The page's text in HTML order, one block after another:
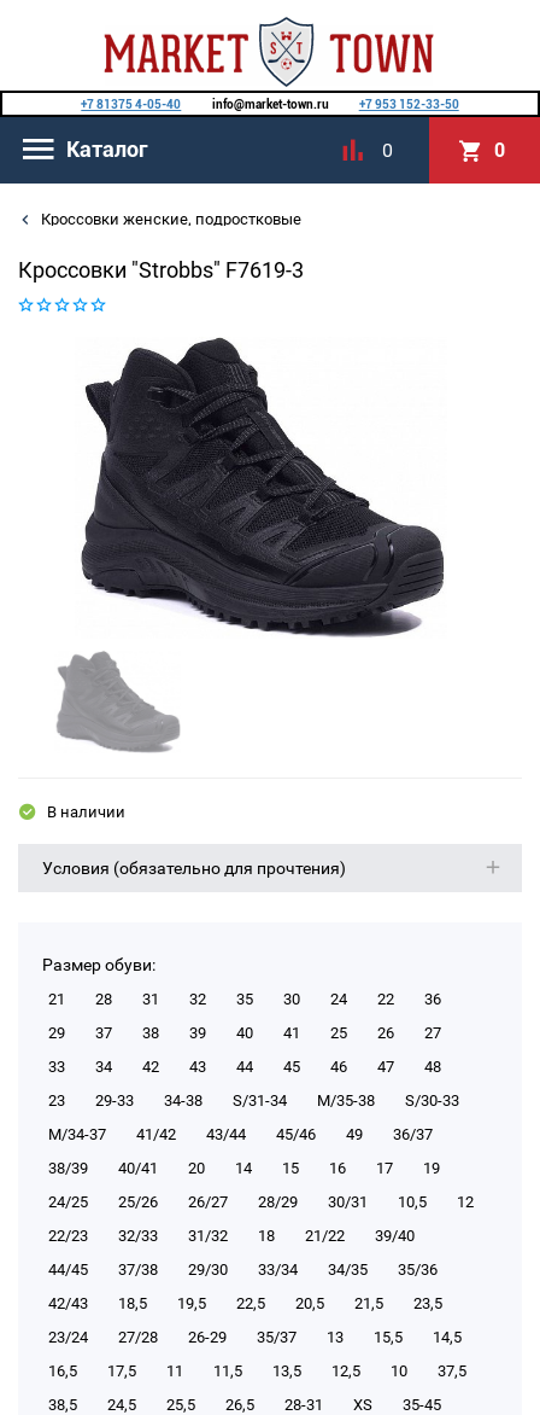
+7 81375 4-05-40 info@market-town.ru +7 953 152-33-50
Каталог 0 0
Кроссовки женские, подростковые
Кроссовки "Strobbs" F7619-3
В наличии
Условия (обязательно для прочтения)
Размер обуви:
21 28 31 32 35 30 24 22
36
29
37 38 39 40 41 25 26
27
33
34 42 43 44 45 46 47
48
23
29-33 34-38 S/31-34 М/35-38
S/30-33
М/34-37
41/42 43/44 45/46 49
36/37
38/39
40/41 20 14 15 16 17
19
24/25
25/26 26/27 28/29 30/31 10,5
12
22/23
32/33 31/32 18 21/22
39/40
44/45
37/38 29/30 33/34 34/35
35/36
42/43
18,5 19,5 22,5 20,5 21,5
23,5
23/24
27/28 26-29 35/37 13 15,5
14,5
16,5
17,5 11 11,5 13,5 12,5 10
37,5
38,5
24,5 25,5 26,5 28-31 XS
35-45